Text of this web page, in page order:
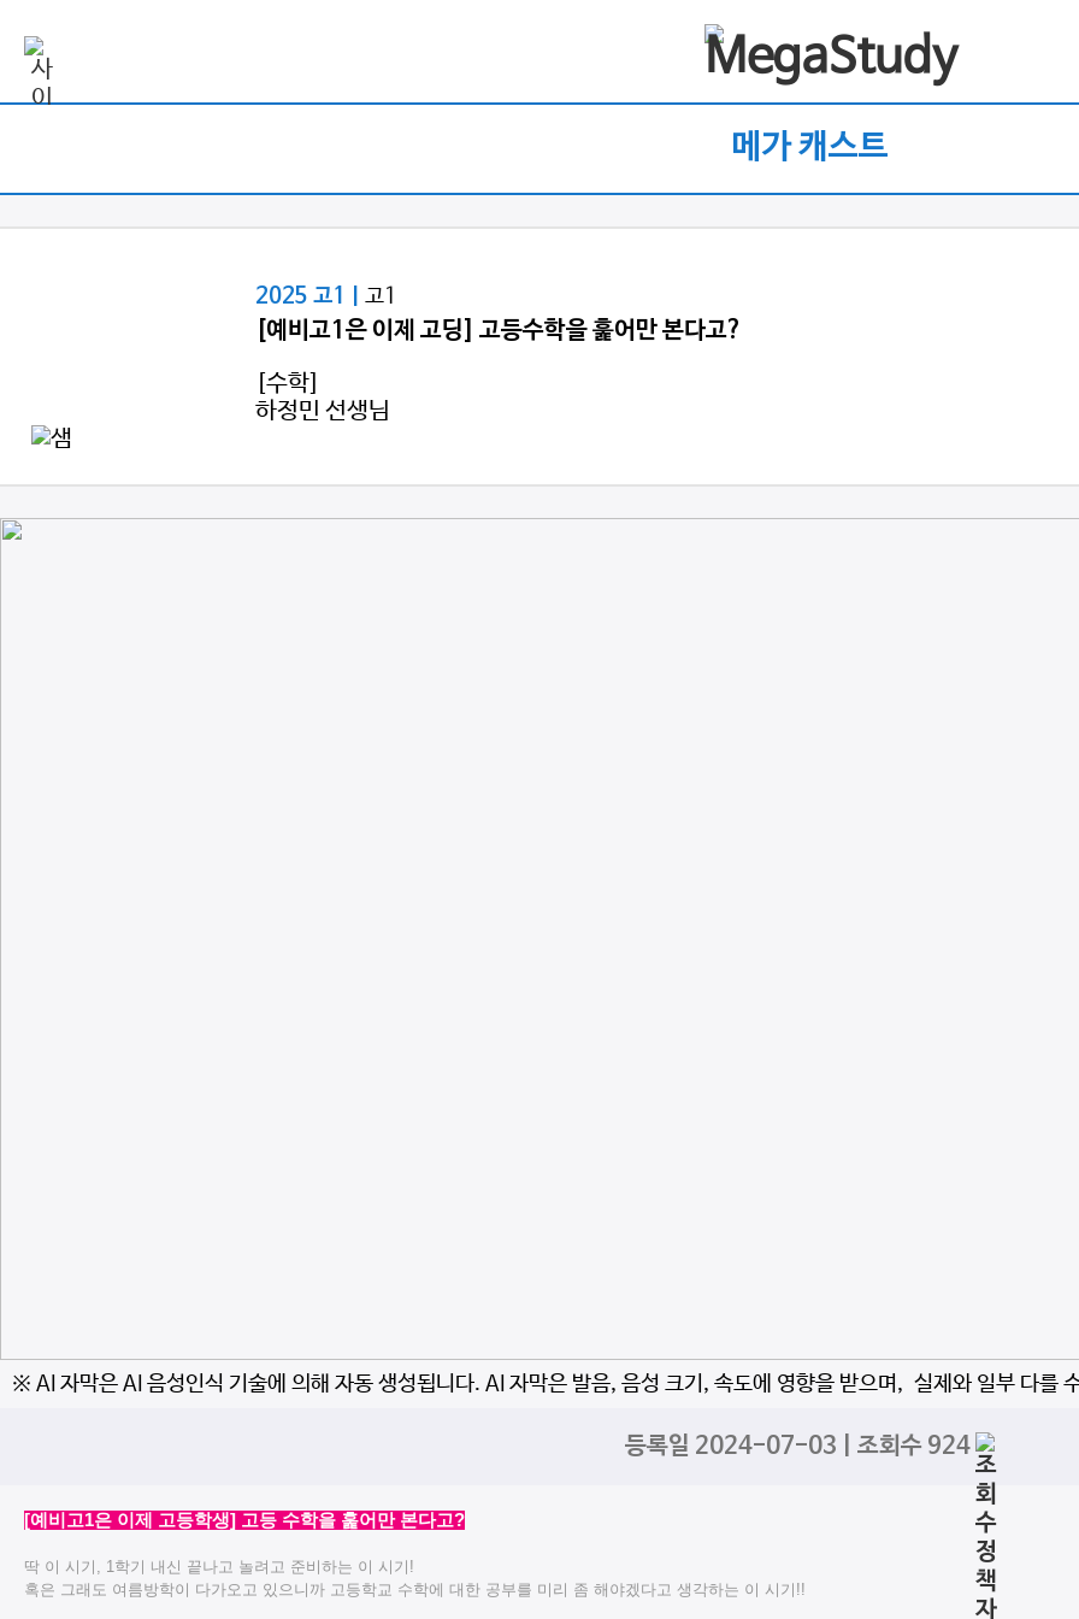
메가 캐스트
2025 고1 | 고1
[예비고1은 이제 고딩] 고등수학을 훑어만 본다고?
[수학]
하정민 선생님
※ AI 자막은 AI 음성인식 기술에 의해 자동 생성됩니다. AI 자막은 발음, 음성 크기, 속도에 영향을 받으며, 실제와 일부 다를
등록일 2024-07-03 | 조회수 924
[예비고1은 이제 고등학생] 고등 수학을 훑어만 본다고?
딱 이 시기, 1학기 내신 끝나고 놀려고 준비하는 이 시기!
혹은 그래도 여름방학이 다가오고 있으니까 고등학교 수학에 대한 공부를 미리 좀 해야겠다고 생각하는 이 시기!!